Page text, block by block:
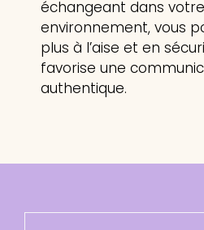
échangeant dans
environnement, vous
plus à l’aise et en
favorise une
authentique.